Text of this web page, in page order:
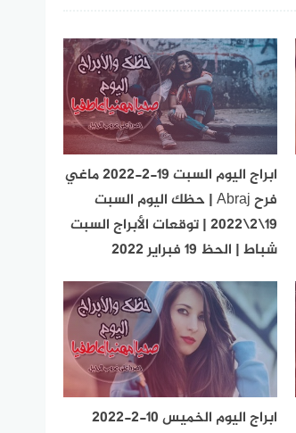
ابراج اليوم السبت 19-2-2022 ماغي
فرح Abraj | حظك اليوم السبت
19\2\2022 | توقعات الأبراج السبت
شباط | الحظ 19 فبراير 2022
ابراج اليوم الخميس 10-2-2022